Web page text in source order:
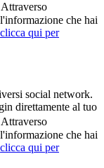
che hai
clicca qui per
social network.
direttamente al tuo
che hai
clicca qui per